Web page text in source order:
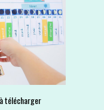
télécharger